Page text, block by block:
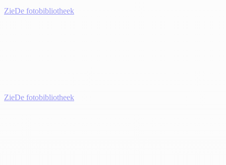
ZieDe fotobibliotheek
ZieDe fotobibliotheek